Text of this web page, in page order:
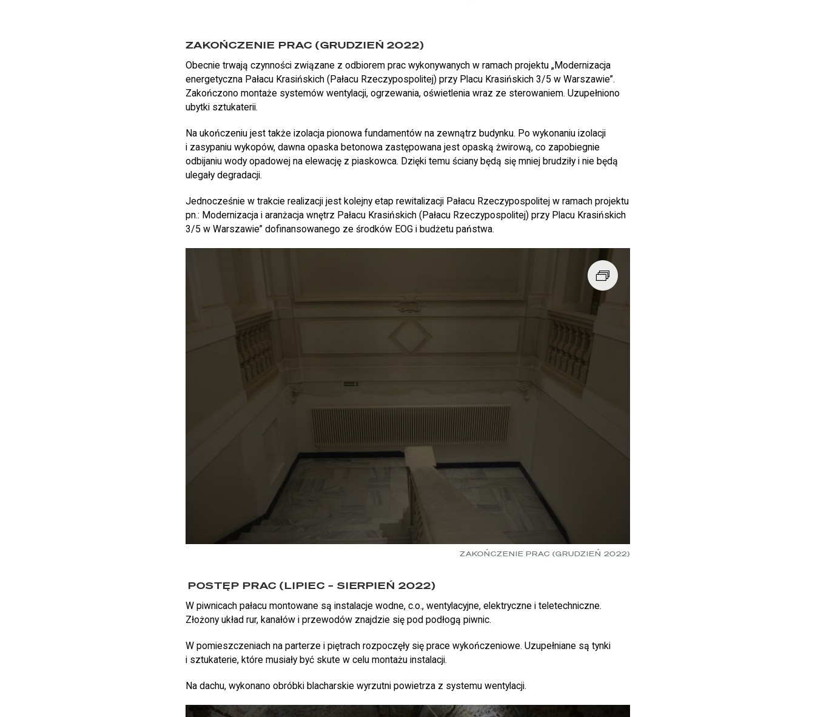
ZAKOŃCZENIE PRAC (GRUDZIEŃ 2022)
Obecnie trwają czynności związane z odbiorem prac wykonywanych w ramach projektu „Modernizacja
energetyczna Pałacu Krasińskich (Pałacu Rzeczypospolitej) przy Placu Krasińskich 3/5 w Warszawie”.
Zakończono montaże systemów wentylacji, ogrzewania, oświetlenia wraz ze sterowaniem. Uzupełniono
ubytki sztukaterii.
Na ukończeniu jest także izolacja pionowa fundamentów na zewnątrz budynku. Po wykonaniu izolacji
i zasypaniu wykopów, dawna opaska betonowa zastępowana jest opaską żwirową, co zapobiegnie
odbijaniu wody opadowej na elewację z piaskowca. Dzięki temu ściany będą się mniej brudziły i nie będą
ulegały degradacji.
Jednocześnie w trakcie realizacji jest kolejny etap rewitalizacji Pałacu Rzeczypospolitej w ramach projektu
pn.: Modernizacja i aranżacja wnętrz Pałacu Krasińskich (Pałacu Rzeczypospolitej) przy Placu Krasińskich
3/5 w Warszawie” dofinansowanego ze środków EOG i budżetu państwa.
ZAKOŃCZENIE PRAC (GRUDZIEŃ 2022)
POSTĘP PRAC (LIPIEC – SIERPIEŃ 2022)
W piwnicach pałacu montowane są instalacje wodne, c.o., wentylacyjne, elektryczne i teletechniczne.
Złożony układ rur, kanałów i przewodów znajdzie się pod podłogą piwnic.
W pomieszczeniach na parterze i piętrach rozpoczęły się prace wykończeniowe. Uzupełniane są tynki
i sztukaterie, które musiały być skute w celu montażu instalacji.
Na dachu, wykonano obróbki blacharskie wyrzutni powietrza z systemu wentylacji.